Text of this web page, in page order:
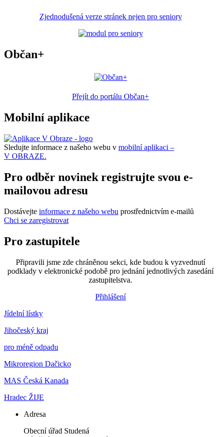
Zjednodušená verze stránek nejen pro seniory
Občan+
Přejít do portálu Občan+
Mobilní aplikace
Sledujte informace z našeho webu v mobilní aplikaci –
V OBRAZE.
Pro odběr novinek registrujte svou e-
mailovou adresu
Dostávejte informace z našeho webu prostřednictvím e-mailů
Chci se zaregistrovat
Pro zastupitele
Připravili jsme zde chráněnou sekci, kde budou k vyzvednutí
podklady v elektronické podobě pro jednání jednotlivých zasedání
zastupitelstva.
Přihlášení
Jídelní lístky
Jihočeský kraj
pro méně odpadu
Mikroregion Dačicko
MAS Česká Kanada
Hradec ŽIJE
Adresa
Obecní úřad Studená